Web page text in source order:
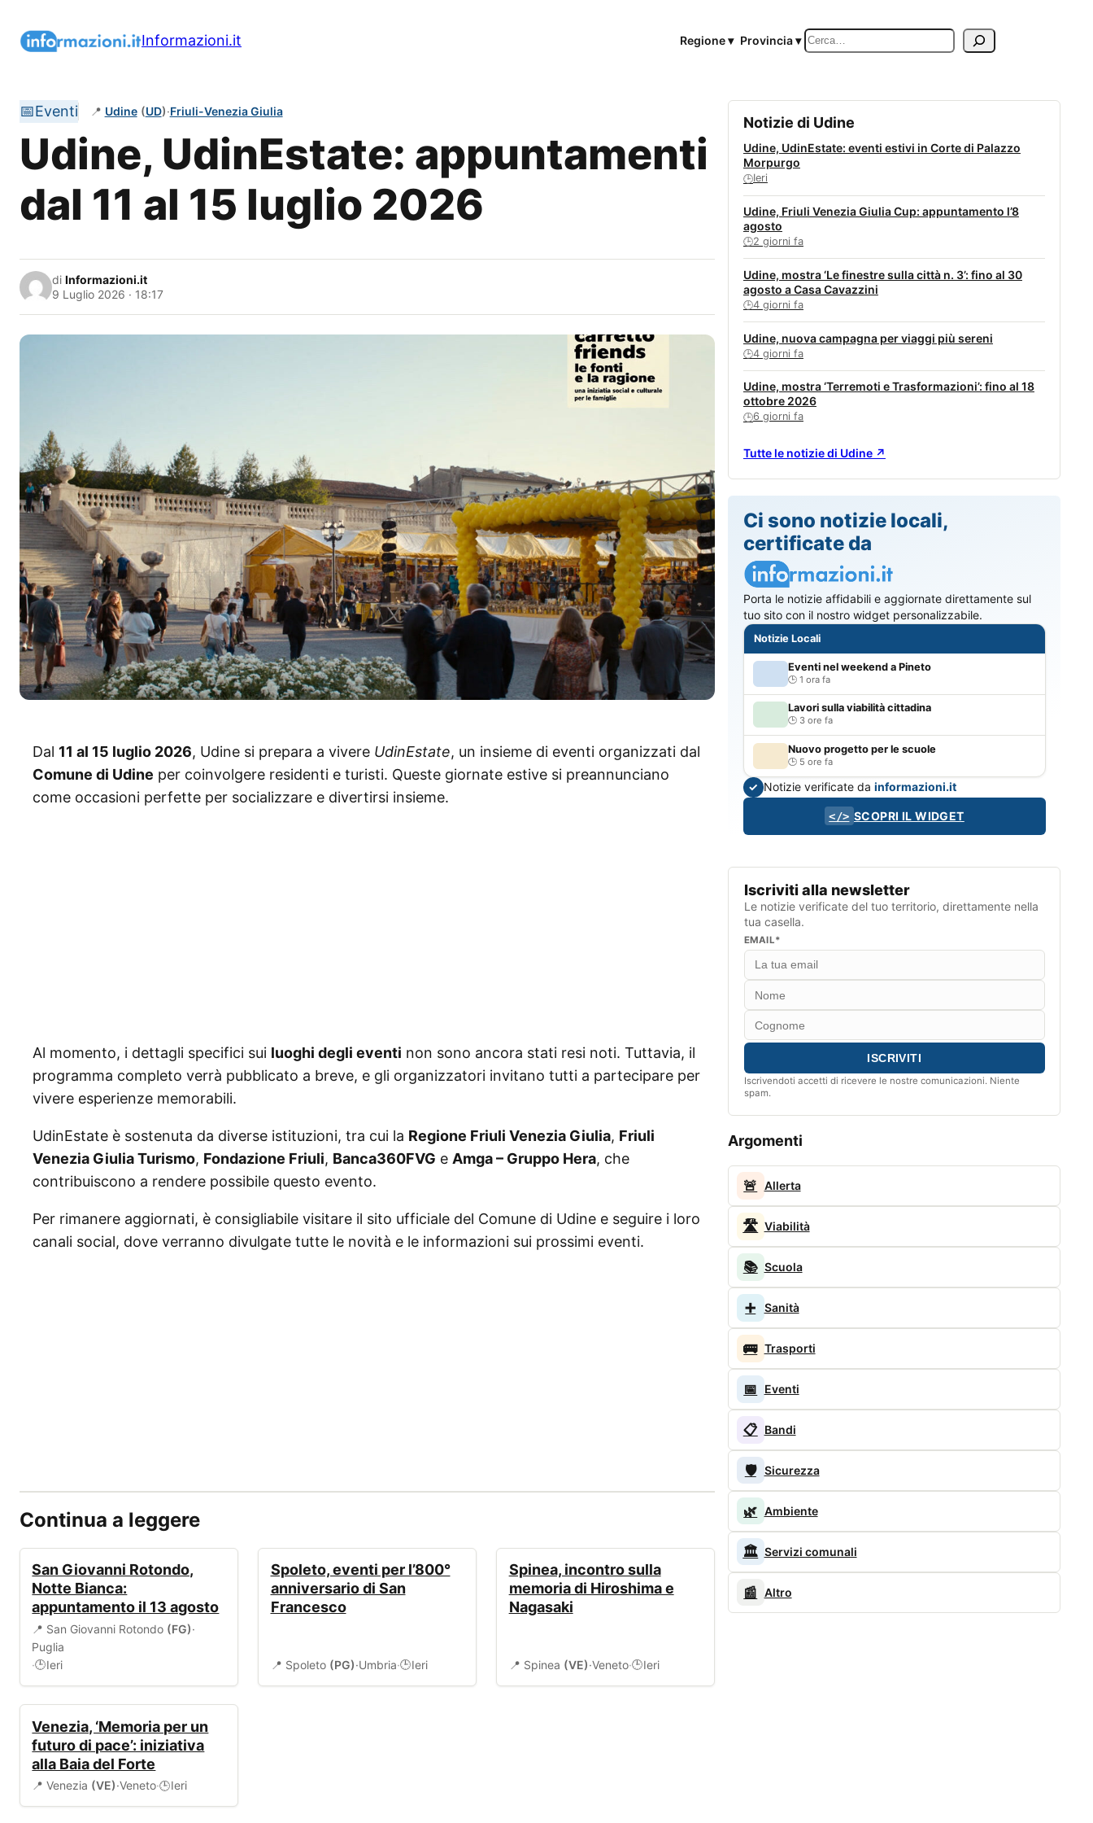
Informazioni.it Regione ▾ Provincia ▾ Cerca
📅Eventi 📍 Udine (UD)·Friuli-Venezia Giulia
Udine, UdinEstate: appuntamenti
dal 11 al 15 luglio 2026
di Informazioni.it
9 Luglio 2026 · 18:17
Dal 11 al 15 luglio 2026, Udine si prepara a vivere UdinEstate, un insieme di eventi organizzati dal
Comune di Udine per coinvolgere residenti e turisti. Queste giornate estive si preannunciano
come occasioni perfette per socializzare e divertirsi insieme.
Al momento, i dettagli specifici sui luoghi degli eventi non sono ancora stati resi noti. Tuttavia, il
programma completo verrà pubblicato a breve, e gli organizzatori invitano tutti a partecipare per
vivere esperienze memorabili.
UdinEstate è sostenuta da diverse istituzioni, tra cui la Regione Friuli Venezia Giulia, Friuli
Venezia Giulia Turismo, Fondazione Friuli, Banca360FVG e Amga – Gruppo Hera, che
contribuiscono a rendere possibile questo evento.
Per rimanere aggiornati, è consigliabile visitare il sito ufficiale del Comune di Udine e seguire i loro
canali social, dove verranno divulgate tutte le novità e le informazioni sui prossimi eventi.
Continua a leggere
San Giovanni Rotondo,
Notte Bianca:
appuntamento il 13 agosto
📍 San Giovanni Rotondo (FG)·
Puglia
·🕒Ieri
Spoleto, eventi per l’800°
anniversario di San
Francesco
📍 Spoleto (PG)·Umbria·🕒Ieri
Spinea, incontro sulla
memoria di Hiroshima e
Nagasaki
📍 Spinea (VE)·Veneto·🕒Ieri
Venezia, ‘Memoria per un
futuro di pace’: iniziativa
alla Baia del Forte
📍 Venezia (VE)·Veneto·🕒Ieri
Notizie di Udine
Udine, UdinEstate: eventi estivi in Corte di Palazzo
Morpurgo
🕒Ieri
Udine, Friuli Venezia Giulia Cup: appuntamento l’8
agosto
🕒2 giorni fa
Udine, mostra ‘Le finestre sulla città n. 3’: fino al 30
agosto a Casa Cavazzini
🕒4 giorni fa
Udine, nuova campagna per viaggi più sereni
🕒4 giorni fa
Udine, mostra ‘Terremoti e Trasformazioni’: fino al 18
ottobre 2026
🕒6 giorni fa
Tutte le notizie di Udine ↗
Ci sono notizie locali,
certificate da
Porta le notizie affidabili e aggiornate direttamente sul
tuo sito con il nostro widget personalizzabile.
Notizie Locali
Eventi nel weekend a Pineto
1 ora fa
Lavori sulla viabilità cittadina
3 ore fa
Nuovo progetto per le scuole
5 ore fa
✓ Notizie verificate da informazioni.it
</> SCOPRI IL WIDGET
Iscriviti alla newsletter
Le notizie verificate del tuo territorio, direttamente nella
tua casella.
EMAIL*
Iscrivendoti accetti di ricevere le nostre comunicazioni. Niente
spam.
Argomenti
🚨 Allerta
🛣️ Viabilità
📚 Scuola
➕ Sanità
🚌 Trasporti
📅 Eventi
📋 Bandi
🛡️ Sicurezza
🌿 Ambiente
🏛️ Servizi comunali
📰 Altro